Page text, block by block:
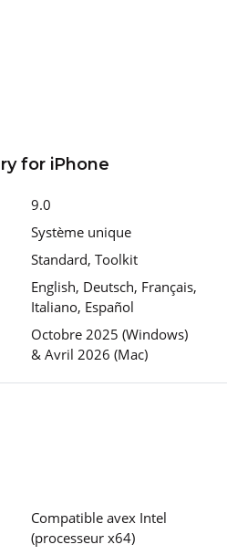
for iPhone
9.0
Système unique
Standard, Toolkit
English, Deutsch, Français,
Italiano, Español
Octobre 2025 (Windows)
& Avril 2026 (Mac)
Compatible avex Intel
(processeur x64)